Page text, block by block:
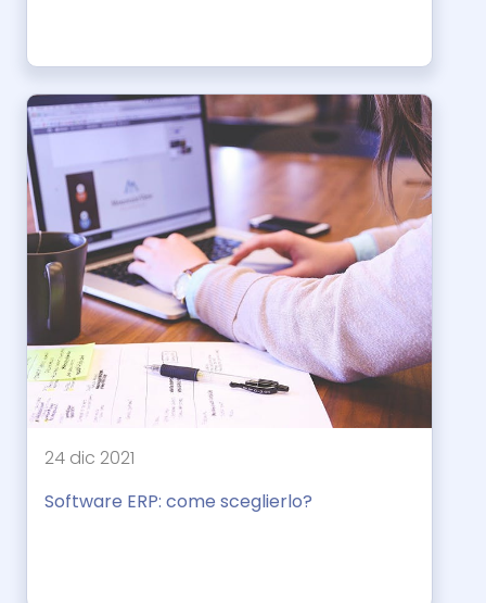
24 dic 2021
Software ERP: come sceglierlo?